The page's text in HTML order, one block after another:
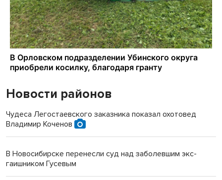
Новости районов
Чудеса Легостаевского заказника показал охотовед
Владимир Коченов
В Новосибирске перенесли суд над заболевшим экс-
гаишником Гусевым